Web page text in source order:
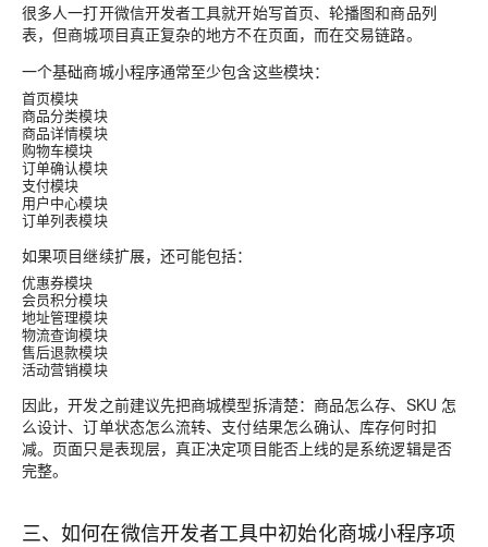
很多人一打开微信开发者工具就开始写首页、轮播图和商品列
表，但商城项目真正复杂的地方不在页面，而在交易链路。
一个基础商城小程序通常至少包含这些模块：
首页模块
商品分类模块
商品详情模块
购物车模块
订单确认模块
支付模块
用户中心模块
订单列表模块
如果项目继续扩展，还可能包括：
优惠券模块
会员积分模块
地址管理模块
物流查询模块
售后退款模块
活动营销模块
因此，开发之前建议先把商城模型拆清楚：商品怎么存、SKU 怎
么设计、订单状态怎么流转、支付结果怎么确认、库存何时扣
减。页面只是表现层，真正决定项目能否上线的是系统逻辑是否
完整。
三、如何在微信开发者工具中初始化商城小程序项